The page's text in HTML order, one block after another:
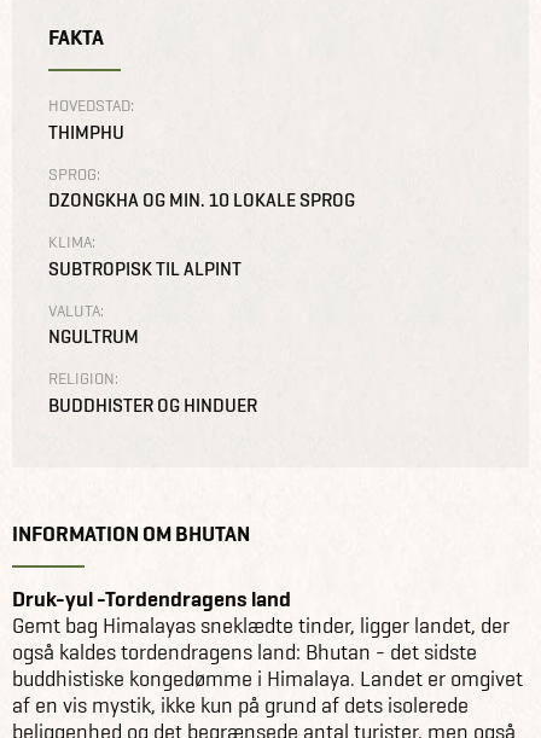
FAKTA
HOVEDSTAD:
THIMPHU
SPROG:
DZONGKHA OG MIN. 10 LOKALE SPROG
KLIMA:
SUBTROPISK TIL ALPINT
VALUTA:
NGULTRUM
RELIGION:
BUDDHISTER OG HINDUER
INFORMATION OM BHUTAN
Druk-yul -Tordendragens land
Gemt bag Himalayas sneklædte tinder, ligger landet, der
også kaldes tordendragens land: Bhutan - det sidste
buddhistiske kongedømme i Himalaya. Landet er omgivet
af en vis mystik, ikke kun på grund af dets isolerede
beliggenhed og det begrænsede antal turister, men også